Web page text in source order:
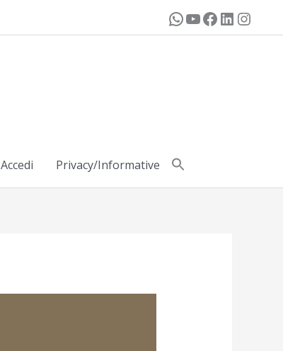
Accedi Privacy/Informative